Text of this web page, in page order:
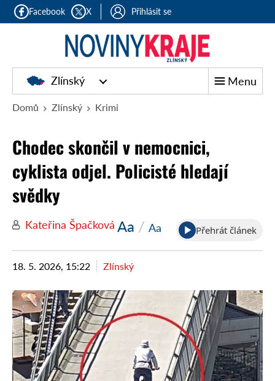
Facebook X Přihlásit se
Zlínský Menu
Domů Zlínský Krimi
Chodec skončil v nemocnici,
cyklista odjel. Policisté hledají
svědky
Kateřina Špačková Aa / Aa Přehrát článek
18. 5. 2026, 15:22 Zlínský